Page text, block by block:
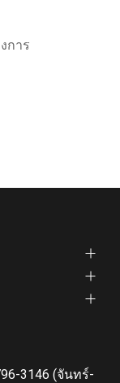
การ
3146 (จันทร์-